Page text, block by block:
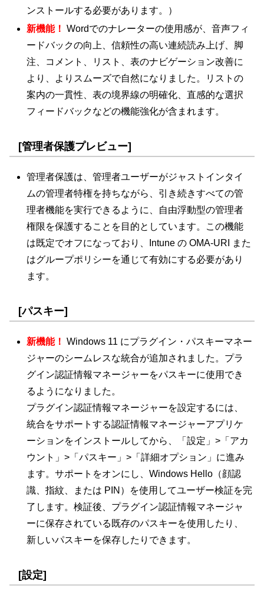
ンストールする必要があります。）
新機能！ Wordでのナレーターの使用感が、音声フィ
ードバックの向上、信頼性の高い連続読み上げ、脚
注、コメント、リスト、表のナビゲーション改善に
より、よりスムーズで自然になりました。リストの
案内の一貫性、表の境界線の明確化、直感的な選択
フィードバックなどの機能強化が含まれます。
[管理者保護プレビュー]
管理者保護は、管理者ユーザーがジャストインタイ
ムの管理者特権を持ちながら、引き続きすべての管
理者機能を実行できるように、自由浮動型の管理者
権限を保護することを目的としています。この機能
は既定でオフになっており、Intune の OMA-URI また
はグループポリシーを通じて有効にする必要があり
ます。
[パスキー]
新機能！ Windows 11 にプラグイン・パスキーマネー
ジャーのシームレスな統合が追加されました。プラ
グイン認証情報マネージャーをパスキーに使用でき
るようになりました。
プラグイン認証情報マネージャーを設定するには、
統合をサポートする認証情報マネージャーアプリケ
ーションをインストールしてから、「設定」>「アカ
ウント」>「パスキー」>「詳細オプション」に進み
ます。サポートをオンにし、Windows Hello（顔認
識、指紋、または PIN）を使用してユーザー検証を完
了します。検証後、プラグイン認証情報マネージャ
ーに保存されている既存のパスキーを使用したり、
新しいパスキーを保存したりできます。
[設定]